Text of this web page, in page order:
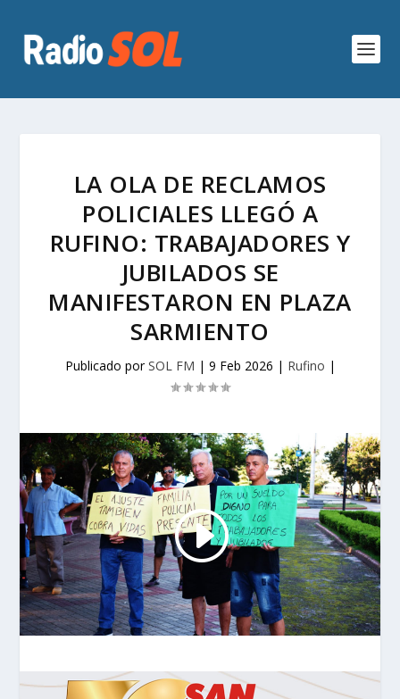
LA OLA DE RECLAMOS
POLICIALES LLEGÓ A
RUFINO: TRABAJADORES Y
JUBILADOS SE
MANIFESTARON EN PLAZA
SARMIENTO
Publicado porSOL FM | 9 Feb 2026 | Rufino |